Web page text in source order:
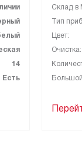
14
Есть
Склад в
Тип
Цвет:
Очистка: